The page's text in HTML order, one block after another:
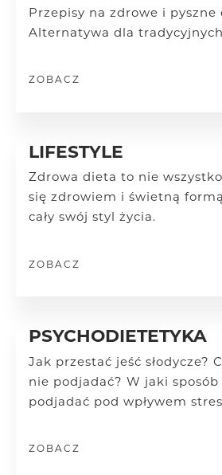
Przepisy na zdrowe i pyszne
Alternatywa dla tradycyjnych
ZOBACZ
LIFESTYLE
Zdrowa dieta to nie
się zdrowiem i świetną
cały swój styl życia.
ZOBACZ
PSYCHODIETETYKA
Jak przestać jeść słodycze?
nie podjadać? W jaki sposób
podjadać pod wpływem
ZOBACZ